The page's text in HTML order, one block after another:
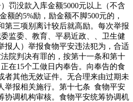
罚没款入库金额5000元以上（不含
额的5%励，励金额不脚500元的，
第三项别离计较后就高励。每次举报
监委、教育、平易近政、、卫生健
报人）举报食物平安违法犯为，合适
院判决有罪的，按第十一条和第十
在15个工做日内奉告。向奉告的食
者其他无效证件。无合理来由过期未
举报相关施行。第十七条 食物平安
协调机构审核。食物平安统筹协调机